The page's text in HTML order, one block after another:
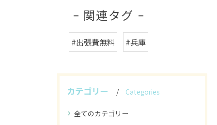
関連タグ
#出張費無料 #兵庫
カテゴリー Categories
全てのカテゴリー